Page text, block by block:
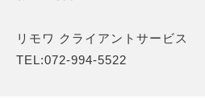
リモワ クライアントサービス
TEL:072-994-5522